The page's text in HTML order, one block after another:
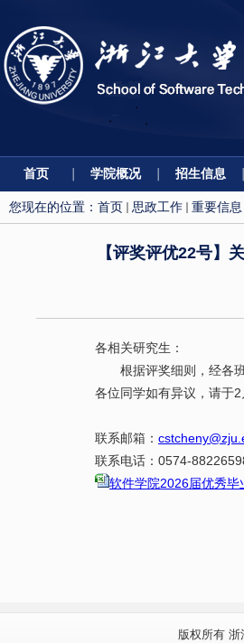
首页 学院概况 招生信息
您现在的位置： 首页 思政工作 重要信息
【评奖评优22号】
各相关研究生：
根据评奖细则，经各班
各位同学如有异议，请于2
联系邮箱：
联系电话： 0574-
软件学院2026届优秀
版权所有